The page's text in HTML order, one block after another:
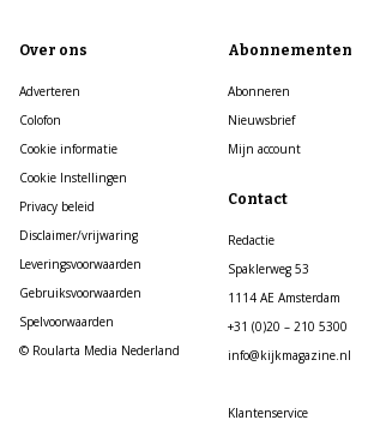
Over ons
Adverteren
Colofon
Cookie informatie
Cookie Instellingen
Privacy beleid
Disclaimer/vrijwaring
Leveringsvoorwaarden
Gebruiksvoorwaarden
Spelvoorwaarden
© Roularta Media Nederland
Abonnementen
Abonneren
Nieuwsbrief
Mijn account
Contact
Redactie
Spaklerweg 53
1114 AE Amsterdam
+31 (0)20 – 210 5300
info@kijkmagazine.nl
Klantenservice